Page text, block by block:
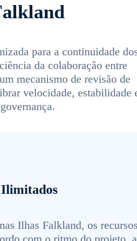
para a continuidade
da colaboração entre
mecanismo de revisão de
velocidade, estabilidade
governança.
Ilhas Falkland, os